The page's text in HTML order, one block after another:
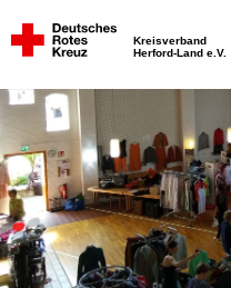
Kreisverband
Herford-Land e.V.